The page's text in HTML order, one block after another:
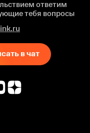
ответим
тебя вопросы
в чат